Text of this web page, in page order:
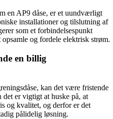
en AP9 dåse, er et uundværligt
installationer og tilslutning af
som et forbindelsespunkt
og fordele elektrisk strøm.
en billig
kan det være fristende
er vigtigt at huske på, at
og kvalitet, og derfor er det
pålidelig løsning.